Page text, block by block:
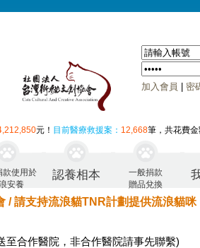
加入會員 密
元！ 目前醫療救援案： 12,668筆，共花費金
款使用於
安養
認養相本
一般捐款
贈品兌換
/ 請支持流浪貓TNR計劃提供流浪貓咪
至合作醫院，非合作醫院請事先聯繫)